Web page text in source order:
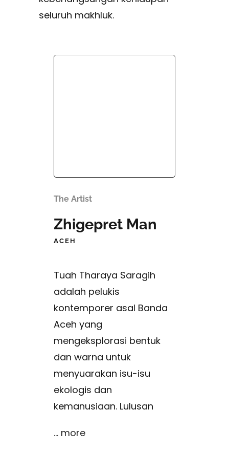
seluruh makhluk.
The Artist
Zhigepret Man
ACEH
Tuah Tharaya Saragih
adalah pelukis
kontemporer asal Banda
Aceh yang
mengeksplorasi bentuk
dan warna untuk
menyuarakan isu-isu
ekologis dan
kemanusiaan. Lulusan
... more